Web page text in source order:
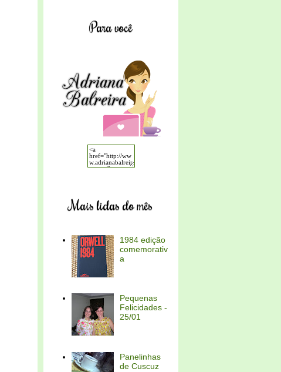
Para você
Mais lidas do mês
1984 edição
comemorativ
a
Pequenas
Felicidades -
25/01
Panelinhas
de Cuscuz